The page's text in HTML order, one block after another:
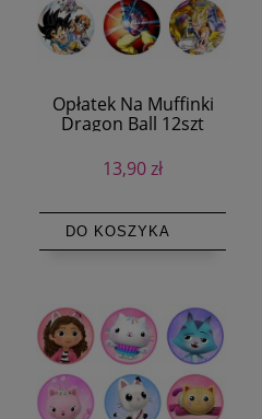
Opłatek Na Muffinki
Dragon Ball 12szt
13,90 zł
DO KOSZYKA